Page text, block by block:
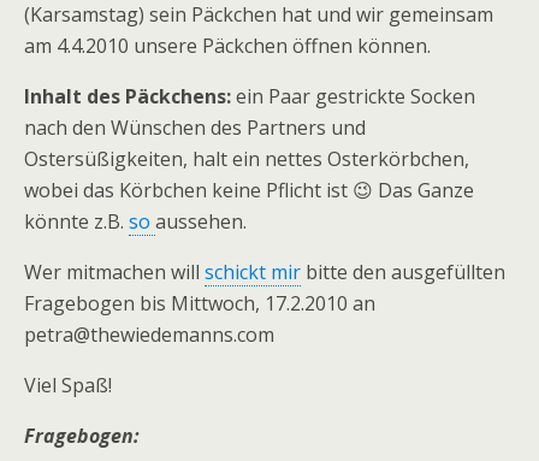
(Karsamstag) sein Päckchen hat und wir gemeinsam
am 4.4.2010 unsere Päckchen öffnen können.
Inhalt des Päckchens:ein Paar gestrickte Socken
nach den Wünschen des Partners und
Ostersüßigkeiten, halt ein nettes Osterkörbchen,
wobei das Körbchen keine Pflicht ist 😉 Das Ganze
könnte z.B. so aussehen.
Wer mitmachen will schickt mir bitte den ausgefüllten
Fragebogen bis Mittwoch, 17.2.2010 an
petra@thewiedemanns.com
Viel Spaß!
Fragebogen: